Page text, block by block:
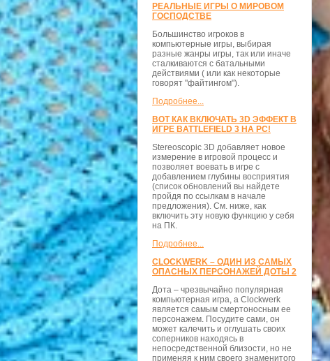
РЕАЛЬНЫЕ ИГРЫ О МИРОВОМ
ГОСПОДСТВЕ
Большинство игроков в
компьютерные игры, выбирая
разные жанры игры, так или иначе
сталкиваются с батальными
действиями ( или как некоторые
говорят "файтингом").
Подробнее...
ВОТ КАК ВКЛЮЧАТЬ 3D ЭФФЕКТ В
ИГРЕ BATTLEFIELD 3 НА PC!
Stereoscopic 3D добавляет новое
измерение в игровой процесс и
позволяет воевать в игре с
добавлением глубины восприятия
(список обновлений вы найдете
пройдя по ссылкам в начале
предложения). См. ниже, как
включить эту новую функцию у себя
на ПК.
Подробнее...
CLOCKWERK – ОДИН ИЗ САМЫХ
ОПАСНЫХ ПЕРСОНАЖЕЙ ДОТЫ 2
Дота – чрезвычайно популярная
компьютерная игра, а Clockwerk
является самым смертоносным ее
персонажем. Посудите сами, он
может калечить и оглушать своих
соперников находясь в
непосредственной близости, но не
применяя к ним своего знаменитого